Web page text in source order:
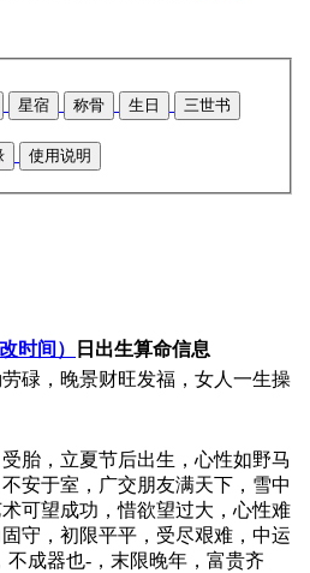
星宿 称骨 生日 三世书
使用说明
时间）
日出生算命信息
碌，晚景财旺发福，女人一生操
胎，立夏节后出生，心性如野马
安于室，广交朋友满天下，雪中
可望成功，惜欲望过大，心性难
守，初限平平，受尽艰难，中运
不成器也-，末限晚年，富贵齐